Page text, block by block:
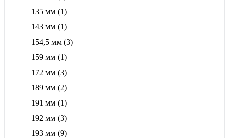
135 мм (1)
143 мм (1)
154,5 мм (3)
159 мм (1)
172 мм (3)
189 мм (2)
191 мм (1)
192 мм (3)
193 мм (9)